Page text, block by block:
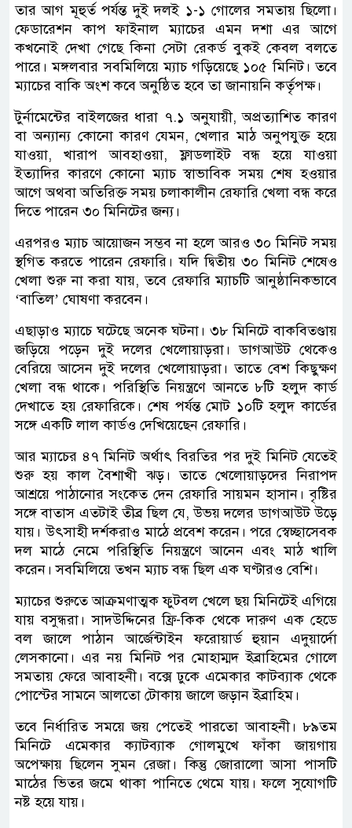
তার আগ মূহুর্ত পর্যন্ত দুই দলই ১-১ গোলের সমতায় ছিলো।
ফেডারেশন কাপ ফাইনাল ম্যাচের এমন দশা এর আগে
কখনোই দেখা গেছে কিনা সেটা রেকর্ড বুকই কেবল বলতে
পারে। মঙ্গলবার সবমিলিয়ে ম্যাচ গড়িয়েছে ১০৫ মিনিট। তবে
ম্যাচের বাকি অংশ কবে অনুষ্ঠিত হবে তা জানায়নি কর্তৃপক্ষ।
টুর্নামেন্টের বাইলজের ধারা ৭.১ অনুযায়ী, অপ্রত্যাশিত কারণ
বা অন্যান্য কোনো কারণ যেমন, খেলার মাঠ অনুপযুক্ত হয়ে
যাওয়া, খারাপ আবহাওয়া, ফ্লাডলাইট বন্ধ হয়ে যাওয়া
ইত্যাদির কারণে কোনো ম্যাচ স্বাভাবিক সময় শেষ হওয়ার
আগে অথবা অতিরিক্ত সময় চলাকালীন রেফারি খেলা বন্ধ করে
দিতে পারেন ৩০ মিনিটের জন্য।
এরপরও ম্যাচ আয়োজন সম্ভব না হলে আরও ৩০ মিনিট সময়
স্থগিত করতে পারেন রেফারি। যদি দ্বিতীয় ৩০ মিনিট শেষেও
খেলা শুরু না করা যায়, তবে রেফারি ম্যাচটি আনুষ্ঠানিকভাবে
‘বাতিল’ ঘোষণা করবেন।
এছাড়াও ম্যাচে ঘটেছে অনেক ঘটনা। ৩৮ মিনিটে বাকবিতণ্ডায়
জড়িয়ে পড়েন দুই দলের খেলোয়াড়রা। ডাগআউট থেকেও
বেরিয়ে আসেন দুই দলের খেলোয়াড়রা। তাতে বেশ কিছুক্ষণ
খেলা বন্ধ থাকে। পরিস্থিতি নিয়ন্ত্রণে আনতে ৮টি হলুদ কার্ড
দেখাতে হয় রেফারিকে। শেষ পর্যন্ত মোট ১০টি হলুদ কার্ডের
সঙ্গে একটি লাল কার্ডও দেখিয়েছেন রেফারি।
আর ম্যাচের ৪৭ মিনিট অর্থাৎ বিরতির পর দুই মিনিট যেতেই
শুরু হয় কাল বৈশাখী ঝড়। তাতে খেলোয়াড়দের নিরাপদ
আশ্রয়ে পাঠানোর সংকেত দেন রেফারি সায়মন হাসান। বৃষ্টির
সঙ্গে বাতাস এতটাই তীব্র ছিল যে, উভয় দলের ডাগআউট উড়ে
যায়। উৎসাহী দর্শকরাও মাঠে প্রবেশ করেন। পরে স্বেচ্ছাসেবক
দল মাঠে নেমে পরিস্থিতি নিয়ন্ত্রণে আনেন এবং মাঠ খালি
করেন। সবমিলিয়ে তখন ম্যাচ বন্ধ ছিল এক ঘণ্টারও বেশি।
ম্যাচের শুরুতে আক্রমণাত্মক ফুটবল খেলে ছয় মিনিটেই এগিয়ে
যায় বসুন্ধরা। সাদউদ্দিনের ফ্রি-কিক থেকে দারুণ এক হেডে
বল জালে পাঠান আর্জেন্টাইন ফরোয়ার্ড হুয়ান এদুয়ার্দো
লেসকানো। এর নয় মিনিট পর মোহাম্মদ ইব্রাহিমের গোলে
সমতায় ফেরে আবাহনী। বক্সে ঢুকে এমেকার কাটব্যাক থেকে
পোস্টের সামনে আলতো টোকায় জালে জড়ান ইব্রাহিম।
তবে নির্ধারিত সময়ে জয় পেতেই পারতো আবাহনী। ৮৯তম
মিনিটে এমেকার ক্যাটব্যাক গোলমুখে ফাঁকা জায়গায়
অপেক্ষায় ছিলেন সুমন রেজা। কিন্তু জোরালো আসা পাসটি
মাঠের ভিতর জমে থাকা পানিতে থেমে যায়। ফলে সুযোগটি
নষ্ট হয়ে যায়।